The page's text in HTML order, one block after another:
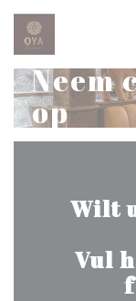
Cookies beheer paneel
Neem
op
Wilt
Vul